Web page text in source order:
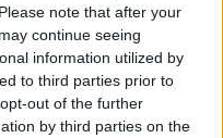
note that after your
continue seeing
information utilized by
to third parties prior to
out of the further
by third parties on the